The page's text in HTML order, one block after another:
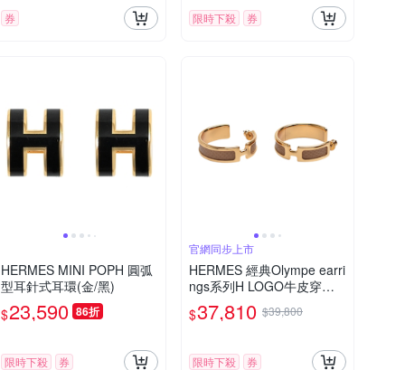
券 限時下殺 券
HERMES MINI POPH 圓弧
型耳針式耳環(金/黑)
$23,590 86折
限時下殺 券
官網同步上市
HERMES 經典Olympe earri
ngs系列H LOGO牛皮穿式
耳環(金/餅乾色)
$37,810 $39,800
限時下殺 券